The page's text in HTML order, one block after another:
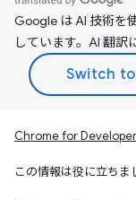
Google は AI 技術を
しています。AI 翻訳
Chrome for
この情報は役に立ちま